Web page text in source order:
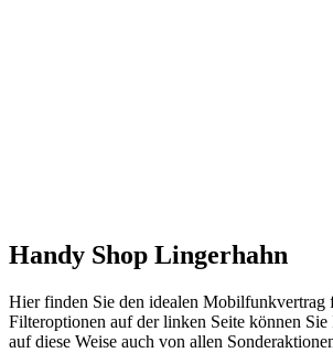
Handy Shop Lingerhahn
Hier finden Sie den idealen Mobilfunkvertrag
Filteroptionen auf der linken Seite können
auf diese Weise auch von allen